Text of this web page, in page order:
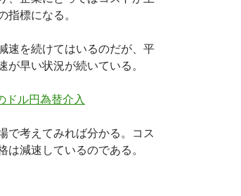
指標になる。
速を続けてはいるのだが、平
早い状況が続いている。
ドル円為替介入
で考えてみれば分かる。コス
は減速しているのである。